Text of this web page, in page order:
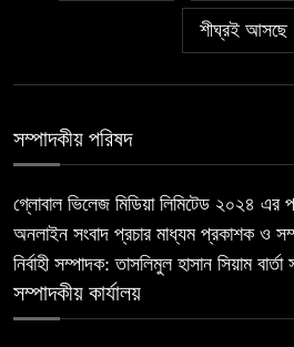
শীঘ্রই আসছে
সম্পাদকীয় পরিষদ
গ্লোবাল ভিলেজ মিডিয়া লিমিটেড ২০২৪ এর
অনলাইন সংবাদ প্রচার মাধ্যম প্রকাশক ও
নির্বাহী সম্পাদক: তাসলিমুল হাসান সিয়াম
সম্পাদকীয় কার্যালয়